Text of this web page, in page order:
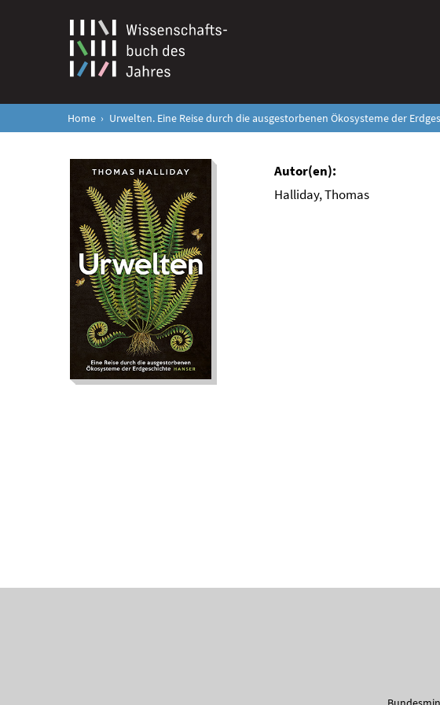
Home Urwelten. Eine Reise durch die ausgestorbenen Ökosysteme der
Urwelten. Eine Reise
durch die
ausgestorbenen
Ökosysteme der
Erdgeschichte
Halliday, Thomas